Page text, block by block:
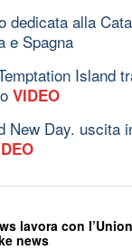
dedicata alla
e Spagna
Island
VIDEO
New Day. uscita
lavora con
news